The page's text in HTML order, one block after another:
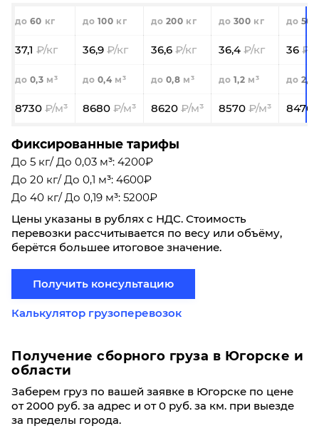
60 100 200 300 500
37,1 36,9 36,6 36,4 36
0,3 0,4 0,8 1,2 2,0
8730 8680 8620 8570 8470
Фиксированные тарифы
До 5 кг/ До 0,03 м³: 4200₽
До 20 кг/ До 0,1 м³: 4600₽
До 40 кг/ До 0,19 м³: 5200₽
Цены указаны в рублях с НДС. Стоимость
перевозки рассчитывается по весу или объёму,
берётся большее итоговое значение.
Получить консультацию
Калькулятор грузоперевозок
Получение сборного груза в Югорске и
области
Заберем груз по вашей заявке в Югорске по цене
от 2000 руб. за адрес и от 0 руб. за км. при выезде
за пределы города.